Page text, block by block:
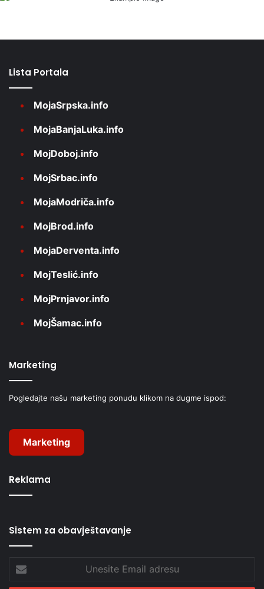
Lista Portala
MojaSrpska.info
MojaBanjaLuka.info
MojDoboj.info
MojSrbac.info
MojaModriča.info
MojBrod.info
MojaDerventa.info
MojTeslić.info
MojPrnjavor.info
MojŠamac.info
Marketing
Pogledajte našu marketing ponudu klikom na dugme ispod:
Marketing
Reklama
Sistem za obavještavanje
Email